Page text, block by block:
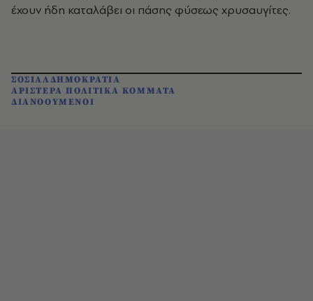
έχουν ήδη καταλάβει οι πάσης φύσεως χρυσαυγίτες.
ΣΟΣΙΑΛΔΗΜΟΚΡΑΤΙΑ
ΑΡΙΣΤΕΡΑ ΠΟΛΙΤΙΚΑ ΚΟΜΜΑΤΑ
ΔΙΑΝΟΟΥΜΕΝΟΙ